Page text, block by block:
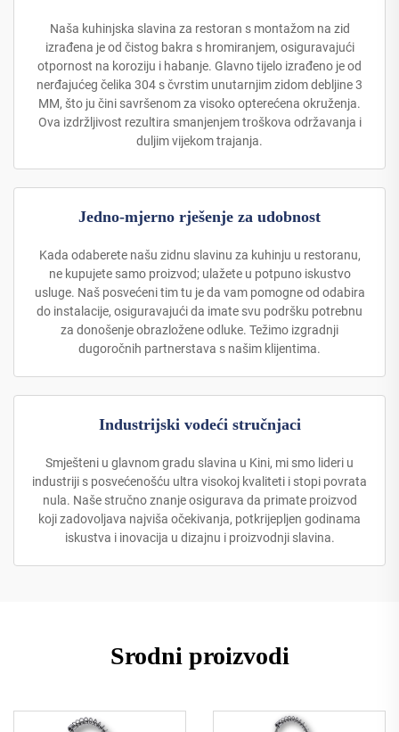
Naša kuhinjska slavina za restoran s montažom na zid
izrađena je od čistog bakra s hromiranjem, osiguravajući
otpornost na koroziju i habanje. Glavno tijelo izrađeno je od
nerđajućeg čelika 304 s čvrstim unutarnjim zidom debljine 3
MM, što ju čini savršenom za visoko opterećena okruženja.
Ova izdržljivost rezultira smanjenjem troškova održavanja i
duljim vijekom trajanja.
Jedno-mjerno rješenje za udobnost
Kada odaberete našu zidnu slavinu za kuhinju u restoranu,
ne kupujete samo proizvod; ulažete u potpuno iskustvo
usluge. Naš posvećeni tim tu je da vam pomogne od odabira
do instalacije, osiguravajući da imate svu podršku potrebnu
za donošenje obrazložene odluke. Težimo izgradnji
dugoročnih partnerstava s našim klijentima.
Industrijski vodeći stručnjaci
Smješteni u glavnom gradu slavina u Kini, mi smo lideri u
industriji s posvećenošću ultra visokoj kvaliteti i stopi povrata
nula. Naše stručno znanje osigurava da primate proizvod
koji zadovoljava najviša očekivanja, potkrijepljen godinama
iskustva i inovacija u dizajnu i proizvodnji slavina.
Srodni proizvodi